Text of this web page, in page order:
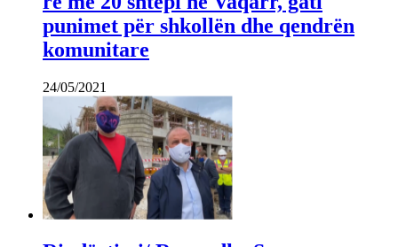
punimet për shkollën dhe qendrën
komunitare
24/05/2021